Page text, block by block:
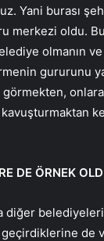
Yani burası
merkezi oldu.
olmanın ve
gururunu
görmekten,
kavuşturmaktan
DE ÖRNEK
diğer
de